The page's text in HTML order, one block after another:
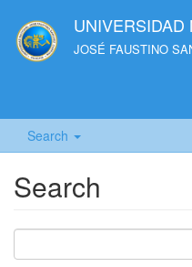
UNIVERSIDAD
JOSÉ FAUSTINO
Search
Search